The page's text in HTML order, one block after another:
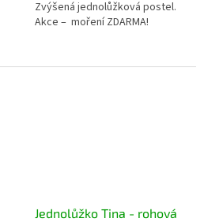
hvězdiček.
Zvýšená jednolůžková postel.
Akce – moření ZDARMA!
Jednolůžko Tina - rohová